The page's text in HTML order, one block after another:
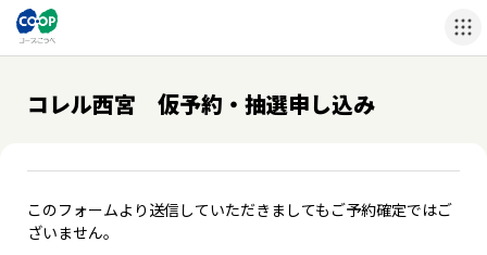
コレル西宮 仮予約・抽選申し込み
このフォームより送信していただきましてもご予約確定ではご
ざいません。